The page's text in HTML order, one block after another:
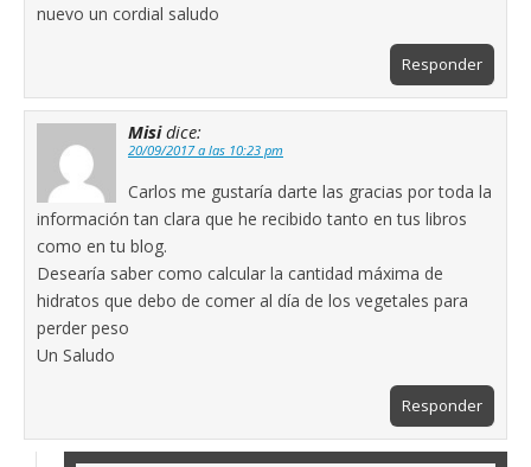
nuevo un cordial saludo
Responder
Misi dice:
20/09/2017 a las 10:23 pm
Carlos me gustaría darte las gracias por toda la
información tan clara que he recibido tanto en tus libros
como en tu blog.
Desearía saber como calcular la cantidad máxima de
hidratos que debo de comer al día de los vegetales para
perder peso
Un Saludo
Responder